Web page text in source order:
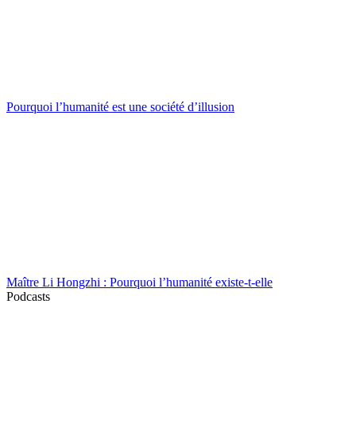
Pourquoi l’humanité est une société d’illusion
Maître Li Hongzhi : Pourquoi l’humanité existe-t-elle
Podcasts